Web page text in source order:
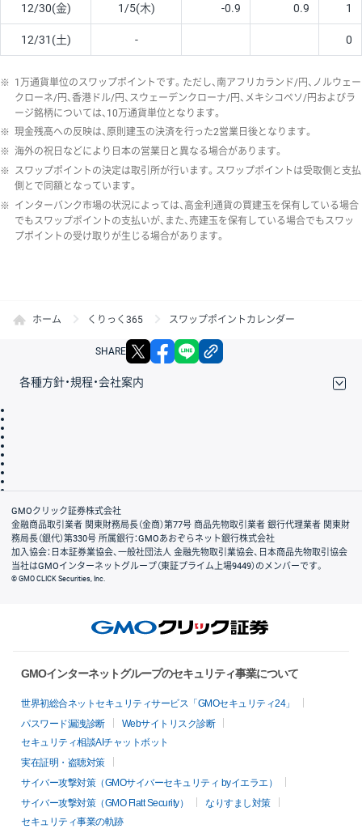
12/30(金) 1/5(木) -0.9 0.9 1
12/31(土) - 0
※ 1万通貨単位のスワップポイントです。ただし、南アフリカランド/円、ノルウェー
クローネ/円、香港ドル/円、スウェーデンクローナ/円、メキシコペソ/円およびラ
ージ銘柄については、10万通貨単位となります。
※ 現金残高への反映は、原則建玉の決済を行った2営業日後となります。
※ 海外の祝日などにより日本の営業日と異なる場合があります。
※ スワップポイントの決定は取引所が行います。スワップポイントは受取側と支払
側とで同額となっています。
※ インターバンク市場の状況によっては、高金利通貨の買建玉を保有している場合
でもスワップポイントの支払いが、また、売建玉を保有している場合でもスワッ
プポイントの受け取りが生じる場合があります。
ホーム くりっく365 スワップポイントカレンダー
SHARE X facebook
各種方針・規程・会社案内
会社案内
GMOクリック証券株式会社
金融商品取引業者 関東財務局長（金商）第77号 商品先物取引業者 銀行代理業者 関東財
務局長（銀代）第330号 所属銀行：GMOあおぞらネット銀行株式会社
加入協会：日本証券業協会、一般社団法人 金融先物取引業協会、日本商品先物取引協会
当社はGMOインターネットグループ（東証プライム上場9449）のメンバーです。
© GMO CLICK Securities, Inc.
GMOインターネットグループのセキュリティ事業について
世界初総合ネットセキュリティサービス「GMOセキュリティ24」
パスワード漏洩診断
Webサイトリスク診断
セキュリティ相談AIチャットボット
実在証明・盗聴対策
サイバー攻撃対策（GMOサイバーセキュリティ byイエラエ）
サイバー攻撃対策（GMO Flatt Security）
なりすまし対策
セキュリティ事業の軌跡